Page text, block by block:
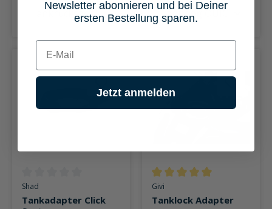
Durchschnittliche Bewertung von 0 von 5 Sternen
Shad
Tankadapter Click
Durchschnittliche Bewertung
Givi
Tanklock Adapter
Newsletter abonnieren und bei Deiner
ersten Bestellung sparen.
E-mail
Jetzt anmelden